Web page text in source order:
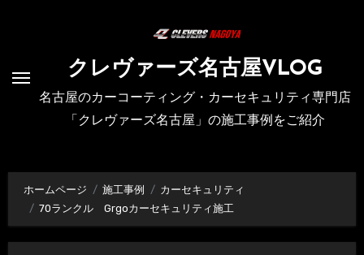
クレヴァーズ名古屋VLOG
名古屋のカーコーティング・カーセキュリティ専門店
「クレヴァーズ名古屋」の施工事例をご紹介
ホームページ 施工事例
カーセキュリティ
70ランクル Grgoカーセキュリティ施工